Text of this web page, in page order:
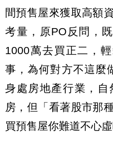
間預售屋來獲取高額
考量，原PO反問，
1000萬去買正二，
事，為何對方不這麼
身處房地產行業，自
房，但「看著股市那
買預售屋你難道不心虛